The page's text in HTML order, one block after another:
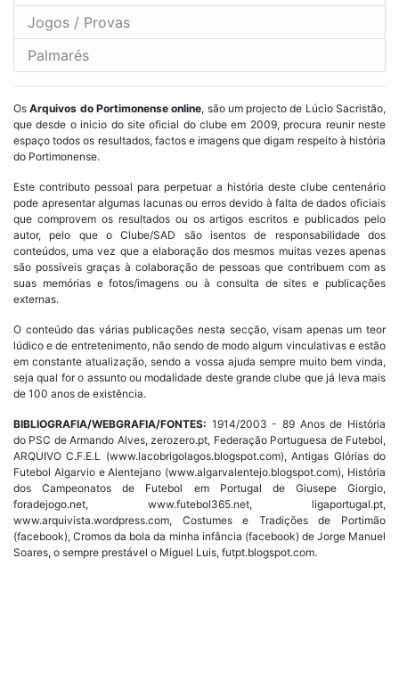
Jogos / Provas
Palmarés
OsArquivos do Portimonense online, são um projecto de Lúcio Sacristão,
que desde o inicio do site oficial do clube em 2009, procura reunir neste
espaço todos os resultados, factos e imagens que digam respeito à história
do Portimonense.
Este contributo pessoal para perpetuar a história deste clube centenário
pode apresentar algumas lacunas ou erros devido à falta de dados oficiais
que comprovem os resultados ou os artigos escritos e publicados pelo
autor, pelo que o Clube/SAD são isentos de responsabilidade dos
conteúdos, uma vez que a elaboração dos mesmos muitas vezes apenas
são possíveis graças à colaboração de pessoas que contribuem com as
suas memórias e fotos/imagens ou à consulta de sites e publicações
externas.
O conteúdo das várias publicações nesta secção, visam apenas um teor
lúdico e de entretenimento, não sendo de modo algum vinculativas e estão
em constante atualização, sendo a vossa ajuda sempre muito bem vinda,
seja qual for o assunto ou modalidade deste grande clube que já leva mais
de 100 anos de existência.
BIBLIOGRAFIA/WEBGRAFIA/FONTES: 1914/2003 - 89 Anos de História
do PSC de Armando Alves, zerozero.pt, Federação Portuguesa de Futebol,
ARQUIVO C.F.E.L (www.lacobrigolagos.blogspot.com), Antigas Glórias do
Futebol Algarvio e Alentejano (www.algarvalentejo.blogspot.com), História
dos Campeonatos de Futebol em Portugal de Giusepe Giorgio,
foradejogo.net, www.futebol365.net, ligaportugal.pt,
www.arquivista.wordpress.com, Costumes e Tradições de Portimão
(facebook), Cromos da bola da minha infância (facebook) de Jorge Manuel
Soares, o sempre prestável o Miguel Luis, futpt.blogspot.com.